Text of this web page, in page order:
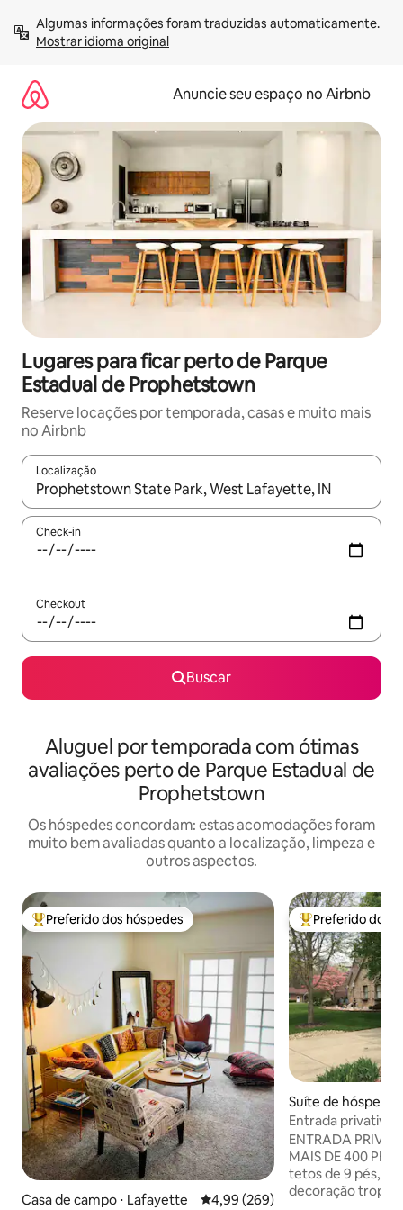
para
Mostrar idioma original
Anuncie seu espaço no Airbnb
Lugares para ficar perto de Parque
Estadual de Prophetstown
Reserve locações por temporada, casas e muito mais
no Airbnb
Localização
Quando os resultados estiverem disponíveis, explore-os
Check-in
Checkout
Buscar
Aluguel por temporada com ótimas
avaliações perto de Parque Estadual de
Prophetstown
Os hóspedes concordam: estas acomodações foram
muito bem avaliadas quanto a localização, limpeza e
outros aspectos.
Entre os melhores preferidos dos hóspedes
Preferido dos hóspedes
Casa de campo ⋅ Lafayette 4,99 de uma avaliação média de
4,99 (269)
Entre os
Preferido dos
Suíte de
te
Entrada privativa
Pineview Resort
ENTRADA
MAIS DE 400 PÉS
tetos de 9 pés,
decoração